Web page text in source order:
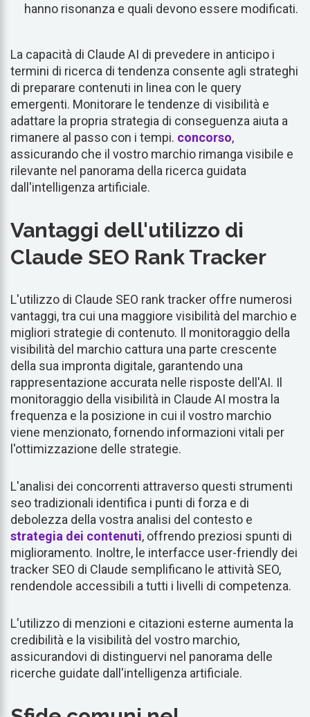
hanno risonanza e quali devono essere modificati.
La capacità di Claude AI di prevedere in anticipo i
termini di ricerca di tendenza consente agli strateghi
di preparare contenuti in linea con le query
emergenti. Monitorare le tendenze di visibilità e
adattare la propria strategia di conseguenza aiuta a
rimanere al passo con i tempi. concorso,
assicurando che il vostro marchio rimanga visibile e
rilevante nel panorama della ricerca guidata
dall'intelligenza artificiale.
Vantaggi dell'utilizzo di
Claude SEO Rank Tracker
L'utilizzo di Claude SEO rank tracker offre numerosi
vantaggi, tra cui una maggiore visibilità del marchio e
migliori strategie di contenuto. Il monitoraggio della
visibilità del marchio cattura una parte crescente
della sua impronta digitale, garantendo una
rappresentazione accurata nelle risposte dell'AI. Il
monitoraggio della visibilità in Claude AI mostra la
frequenza e la posizione in cui il vostro marchio
viene menzionato, fornendo informazioni vitali per
l'ottimizzazione delle strategie.
L'analisi dei concorrenti attraverso questi strumenti
seo tradizionali identifica i punti di forza e di
debolezza della vostra analisi del contesto e
strategia dei contenuti, offrendo preziosi spunti di
miglioramento. Inoltre, le interfacce user-friendly dei
tracker SEO di Claude semplificano le attività SEO,
rendendole accessibili a tutti i livelli di competenza.
L'utilizzo di menzioni e citazioni esterne aumenta la
credibilità e la visibilità del vostro marchio,
assicurandovi di distinguervi nel panorama delle
ricerche guidate dall'intelligenza artificiale.